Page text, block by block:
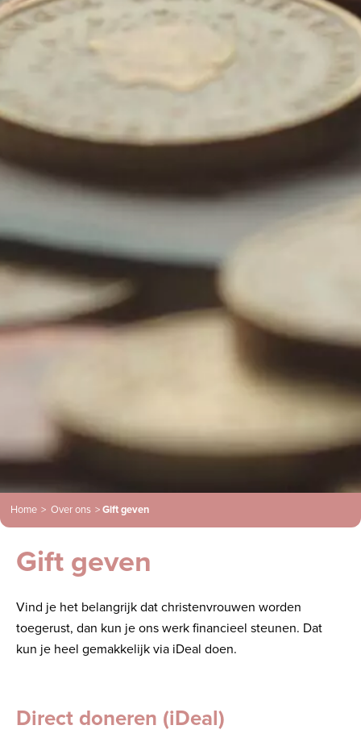
Home > Over ons >Gift geven
Gift geven
Vind je het belangrijk dat christenvrouwen worden
toegerust, dan kun je ons werk financieel steunen. Dat
kun je heel gemakkelijk via iDeal doen.
Direct doneren (iDeal)